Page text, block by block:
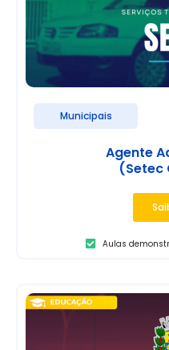
Municipais
Agente
(Setec
Aulas